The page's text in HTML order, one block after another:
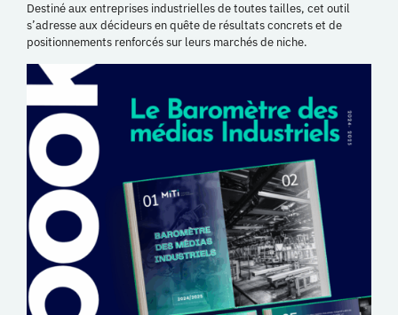
Destiné aux entreprises industrielles de toutes tailles, cet outil
s’adresse aux décideurs en quête de résultats concrets et de
positionnements renforcés sur leurs marchés de niche.